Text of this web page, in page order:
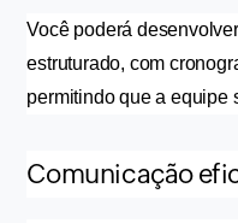
Você poderá
estruturado, com
permitindo que a equipe
Comunicação